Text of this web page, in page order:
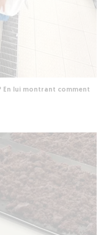
En lui montrant comment